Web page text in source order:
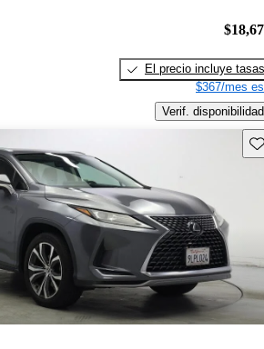
El precio incluye tasas
$367/mes
Verif. disponibilidad